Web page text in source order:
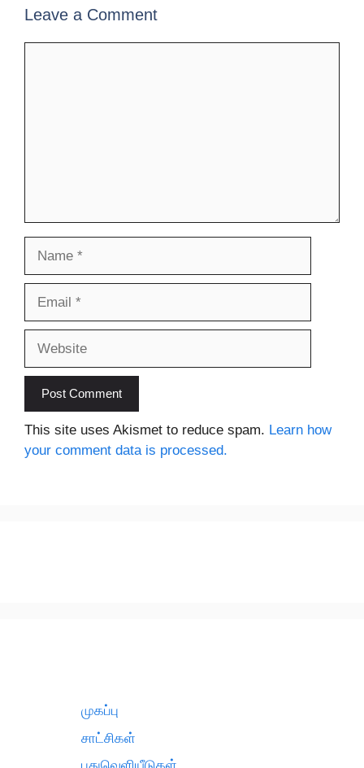
Leave a Comment
This site uses Akismet to reduce spam. Learn how
your comment data is processed.
முகப்பு
சாட்சிகள்